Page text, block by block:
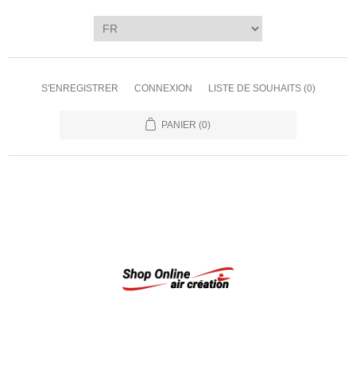
S'ENREGISTRER CONNEXION LISTE DE SOUHAITS (0)
PANIER (0)